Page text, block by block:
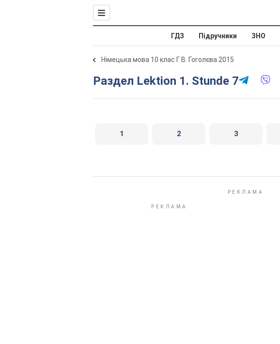
ГДЗ Підручники ЗНО
Німецька мова 10 клас Г. В. Гоголєва 2015
Раздел Lektion 1. Stunde 7
1 2 3